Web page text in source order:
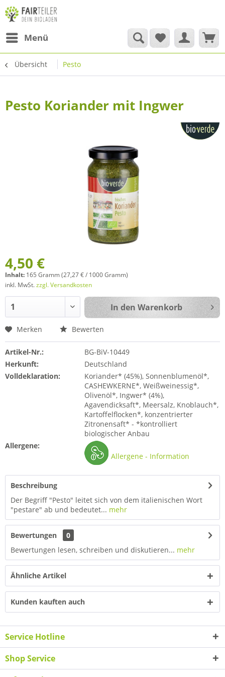
Menü
Übersicht Pesto
Pesto Koriander mit Ingwer
4,50 €
Inhalt: 165 Gramm (27,27 € / 1000 Gramm)
inkl. MwSt.zzgl. Versandkosten
In den Warenkorb
Merken Bewerten
Artikel-Nr.:
BG-BiV-10449
Herkunft:
Deutschland
Volldeklaration:
Koriander* (45%), Sonnenblumenöl*,
CASHEWKERNE*, Weißweinessig*,
Olivenöl*, Ingwer* (4%),
Agavendicksaft*, Meersalz, Knoblauch*,
Kartoffelflocken*, konzentrierter
Zitronensaft* - *kontrolliert
biologischer Anbau
Allergene:
Allergene - Information
Beschreibung
Der Begriff "Pesto" leitet sich von dem italienischen Wort
"pestare" ab und bedeutet... mehr
Bewertungen
0
Bewertungen lesen, schreiben und diskutieren... mehr
Ähnliche Artikel
Kunden kauften auch
Service Hotline
Shop Service